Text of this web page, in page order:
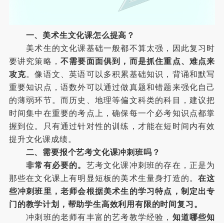
一、美术生文化课怎么提高？
美术生的文化课基础一般都不算太强，因此复习时
要讲究策略，不需要面面俱到，而是抓住重点、难点来
攻克。像语文、英语可以多积累基础知识，背诵和默写
重要知识点，语数外可以通过做真题和错题来强化自己
的薄弱环节。而历史、地理等偏文科类的科目，建议把
时间集中在重要的考点上，确保每一个必考知识点都掌
握到位。只有通过针对性的训练，才能在短时间内有效
提升文化课成绩。
二、需要报个艺考文化课冲刺班吗？
非常有必要的。 艺考文化课冲刺班的存在，正是为
那些在文化课上有明显短板的美术生量身打造的。在这
些冲刺班里，老师会根据美术生的学习特点，制定出专
门的教学计划，帮助学生高效利用有限的时间复习。
冲刺班的老师有丰富的艺考教学经验， 知道哪些知